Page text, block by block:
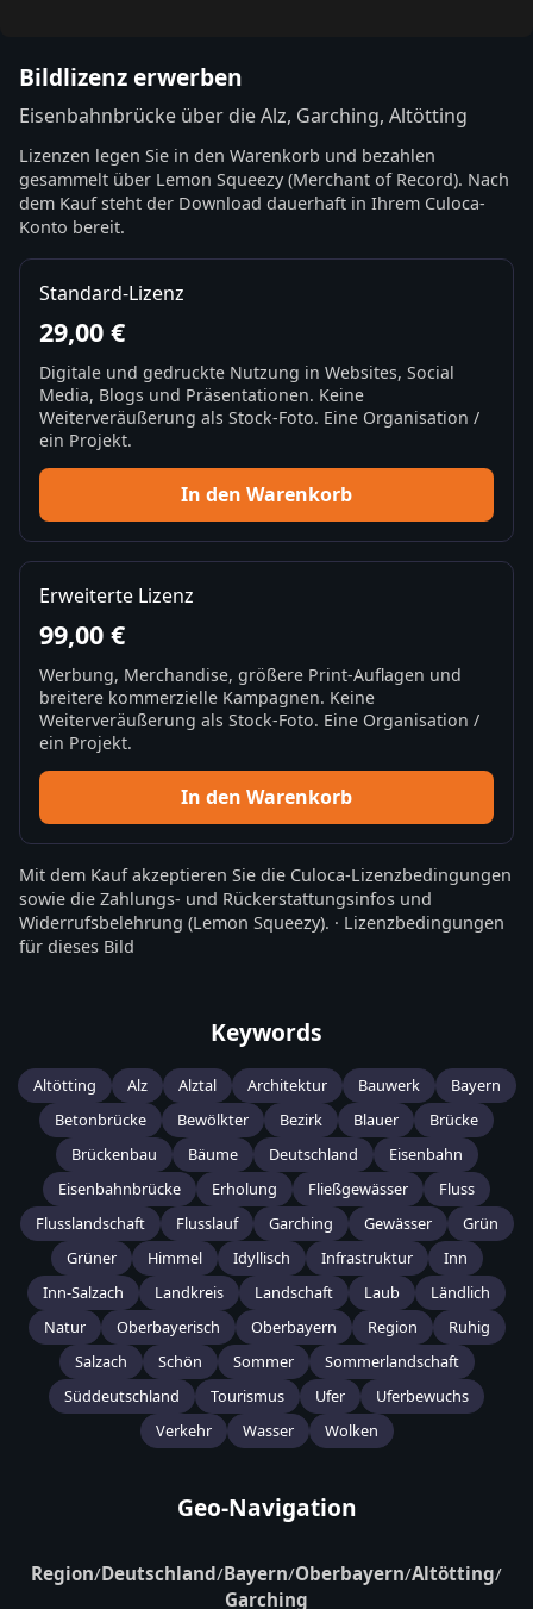
Bildlizenz erwerben
Eisenbahnbrücke über die Alz, Garching, Altötting
Lizenzen legen Sie in den Warenkorb und bezahlen
gesammelt über Lemon Squeezy (Merchant of Record). Nach
dem Kauf steht der Download dauerhaft in Ihrem Culoca-
Konto bereit.
Standard-Lizenz
29,00 €
Digitale und gedruckte Nutzung in Websites, Social
Media, Blogs und Präsentationen. Keine
Weiterveräußerung als Stock-Foto. Eine Organisation /
ein Projekt.
In den Warenkorb
Erweiterte Lizenz
99,00 €
Werbung, Merchandise, größere Print-Auflagen und
breitere kommerzielle Kampagnen. Keine
Weiterveräußerung als Stock-Foto. Eine Organisation /
ein Projekt.
In den Warenkorb
Mit dem Kauf akzeptieren Sie die Culoca-Lizenzbedingungen
sowie die Zahlungs- und Rückerstattungsinfos und
Widerrufsbelehrung (Lemon Squeezy). · Lizenzbedingungen
für dieses Bild
Keywords
Altötting Alz Alztal Architektur Bauwerk
Bayern
Betonbrücke
Bewölkter Bezirk Blauer
Brücke
Brückenbau
Bäume Deutschland
Eisenbahn
Eisenbahnbrücke
Erholung Fließgewässer
Fluss
Flusslandschaft
Flusslauf Garching Gewässer
Grün
Grüner
Himmel Idyllisch Infrastruktur
Inn
Inn-Salzach
Landkreis Landschaft Laub
Ländlich
Natur
Oberbayerisch Oberbayern Region
Ruhig
Salzach
Schön Sommer
Sommerlandschaft
Süddeutschland
Tourismus Ufer
Uferbewuchs
Verkehr
Wasser Wolken
Geo-Navigation
Region/Deutschland/Bayern/Oberbayern/Altötting/
Garching